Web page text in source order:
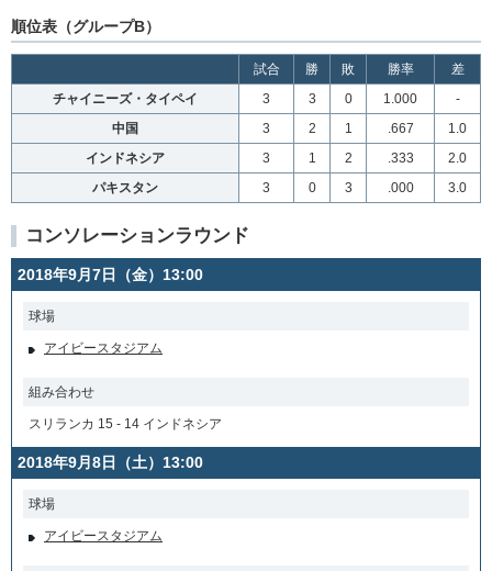
順位表（グループB）
試合 勝 敗 勝率
差
チャイニーズ・タイペイ
3 3 0 1.000
-
中国
3 2 1 .667
1.0
インドネシア
3 1 2 .333
2.0
パキスタン
3 0 3 .000 3.0
コンソレーションラウンド
2018年9月7日（金）13:00
球場
アイビースタジアム
組み合わせ
スリランカ 15 - 14 インドネシア
2018年9月8日（土）13:00
球場
アイビースタジアム